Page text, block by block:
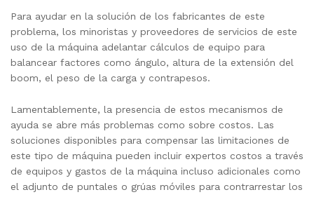
Para ayudar en la solución de los fabricantes de este
problema, los minoristas y proveedores de servicios de este
uso de la máquina adelantar cálculos de equipo para
balancear factores como ángulo, altura de la extensión del
boom, el peso de la carga y contrapesos.
Lamentablemente, la presencia de estos mecanismos de
ayuda se abre más problemas como sobre costos. Las
soluciones disponibles para compensar las limitaciones de
este tipo de máquina pueden incluir expertos costos a través
de equipos y gastos de la máquina incluso adicionales como
el adjunto de puntales o grúas móviles para contrarrestar los